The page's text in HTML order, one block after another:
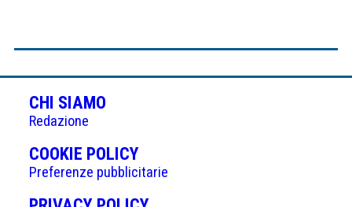
CHI SIAMO
Redazione
COOKIE POLICY(APRE
IN
UNA
Preferenze pubblicitarie